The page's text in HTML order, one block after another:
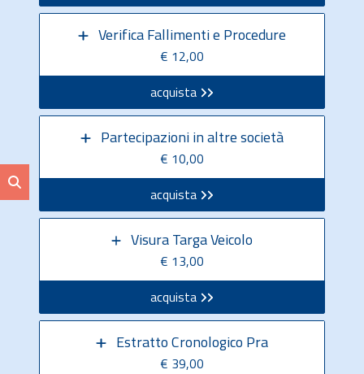
Verifica Fallimenti e Procedure
€ 12,00
acquista
Partecipazioni in altre società
€ 10,00
acquista
Visura Targa Veicolo
€ 13,00
acquista
Estratto Cronologico Pra
€ 39,00